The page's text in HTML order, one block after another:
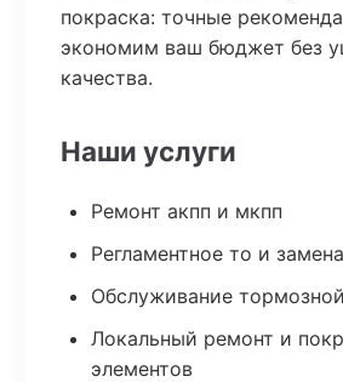
покраска: точные
экономим ваш бюджет без
качества.
Наши услуги
Ремонт акпп и мкпп
Регламентное то и
Обслуживание
Локальный ремонт и
элементов